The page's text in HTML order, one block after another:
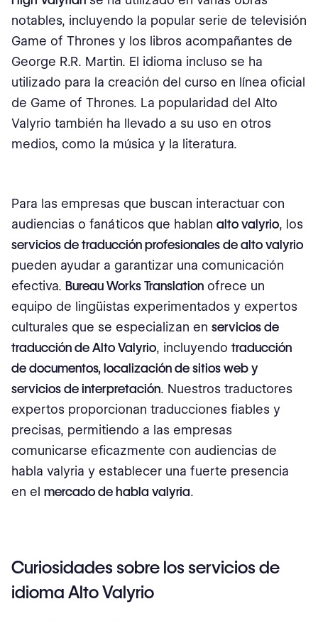
valyrio al inglés?
Otros servicios de traducción de Alto Valyrio
Traducción de sitios web
Traducción de software
Traducción de marketing
¿Cómo puedo solicitar una traducción estándar de Alto
Valyrio a inglés?
notables, incluyendo la popular serie de televisión
Game of Thrones y los libros acompañantes de
George R.R. Martin. El idioma incluso se ha
utilizado para la creación del curso en línea oficial
de Game of Thrones. La popularidad del Alto
Valyrio también ha llevado a su uso en otros
medios, como la música y la literatura.
Para las empresas que buscan interactuar con
audiencias o fanáticos que hablan alto valyrio, los
servicios de traducción profesionales de alto valyrio
pueden ayudar a garantizar una comunicación
efectiva. Bureau Works Translation ofrece un
equipo de lingüistas experimentados y expertos
culturales que se especializan en servicios de
traducción de Alto Valyrio, incluyendo traducción
de documentos, localización de sitios web y
servicios de interpretación. Nuestros traductores
expertos proporcionan traducciones fiables y
precisas, permitiendo a las empresas
comunicarse eficazmente con audiencias de
habla valyria y establecer una fuerte presencia
en el mercado de habla valyria.
Curiosidades sobre los servicios de
idioma Alto Valyrio